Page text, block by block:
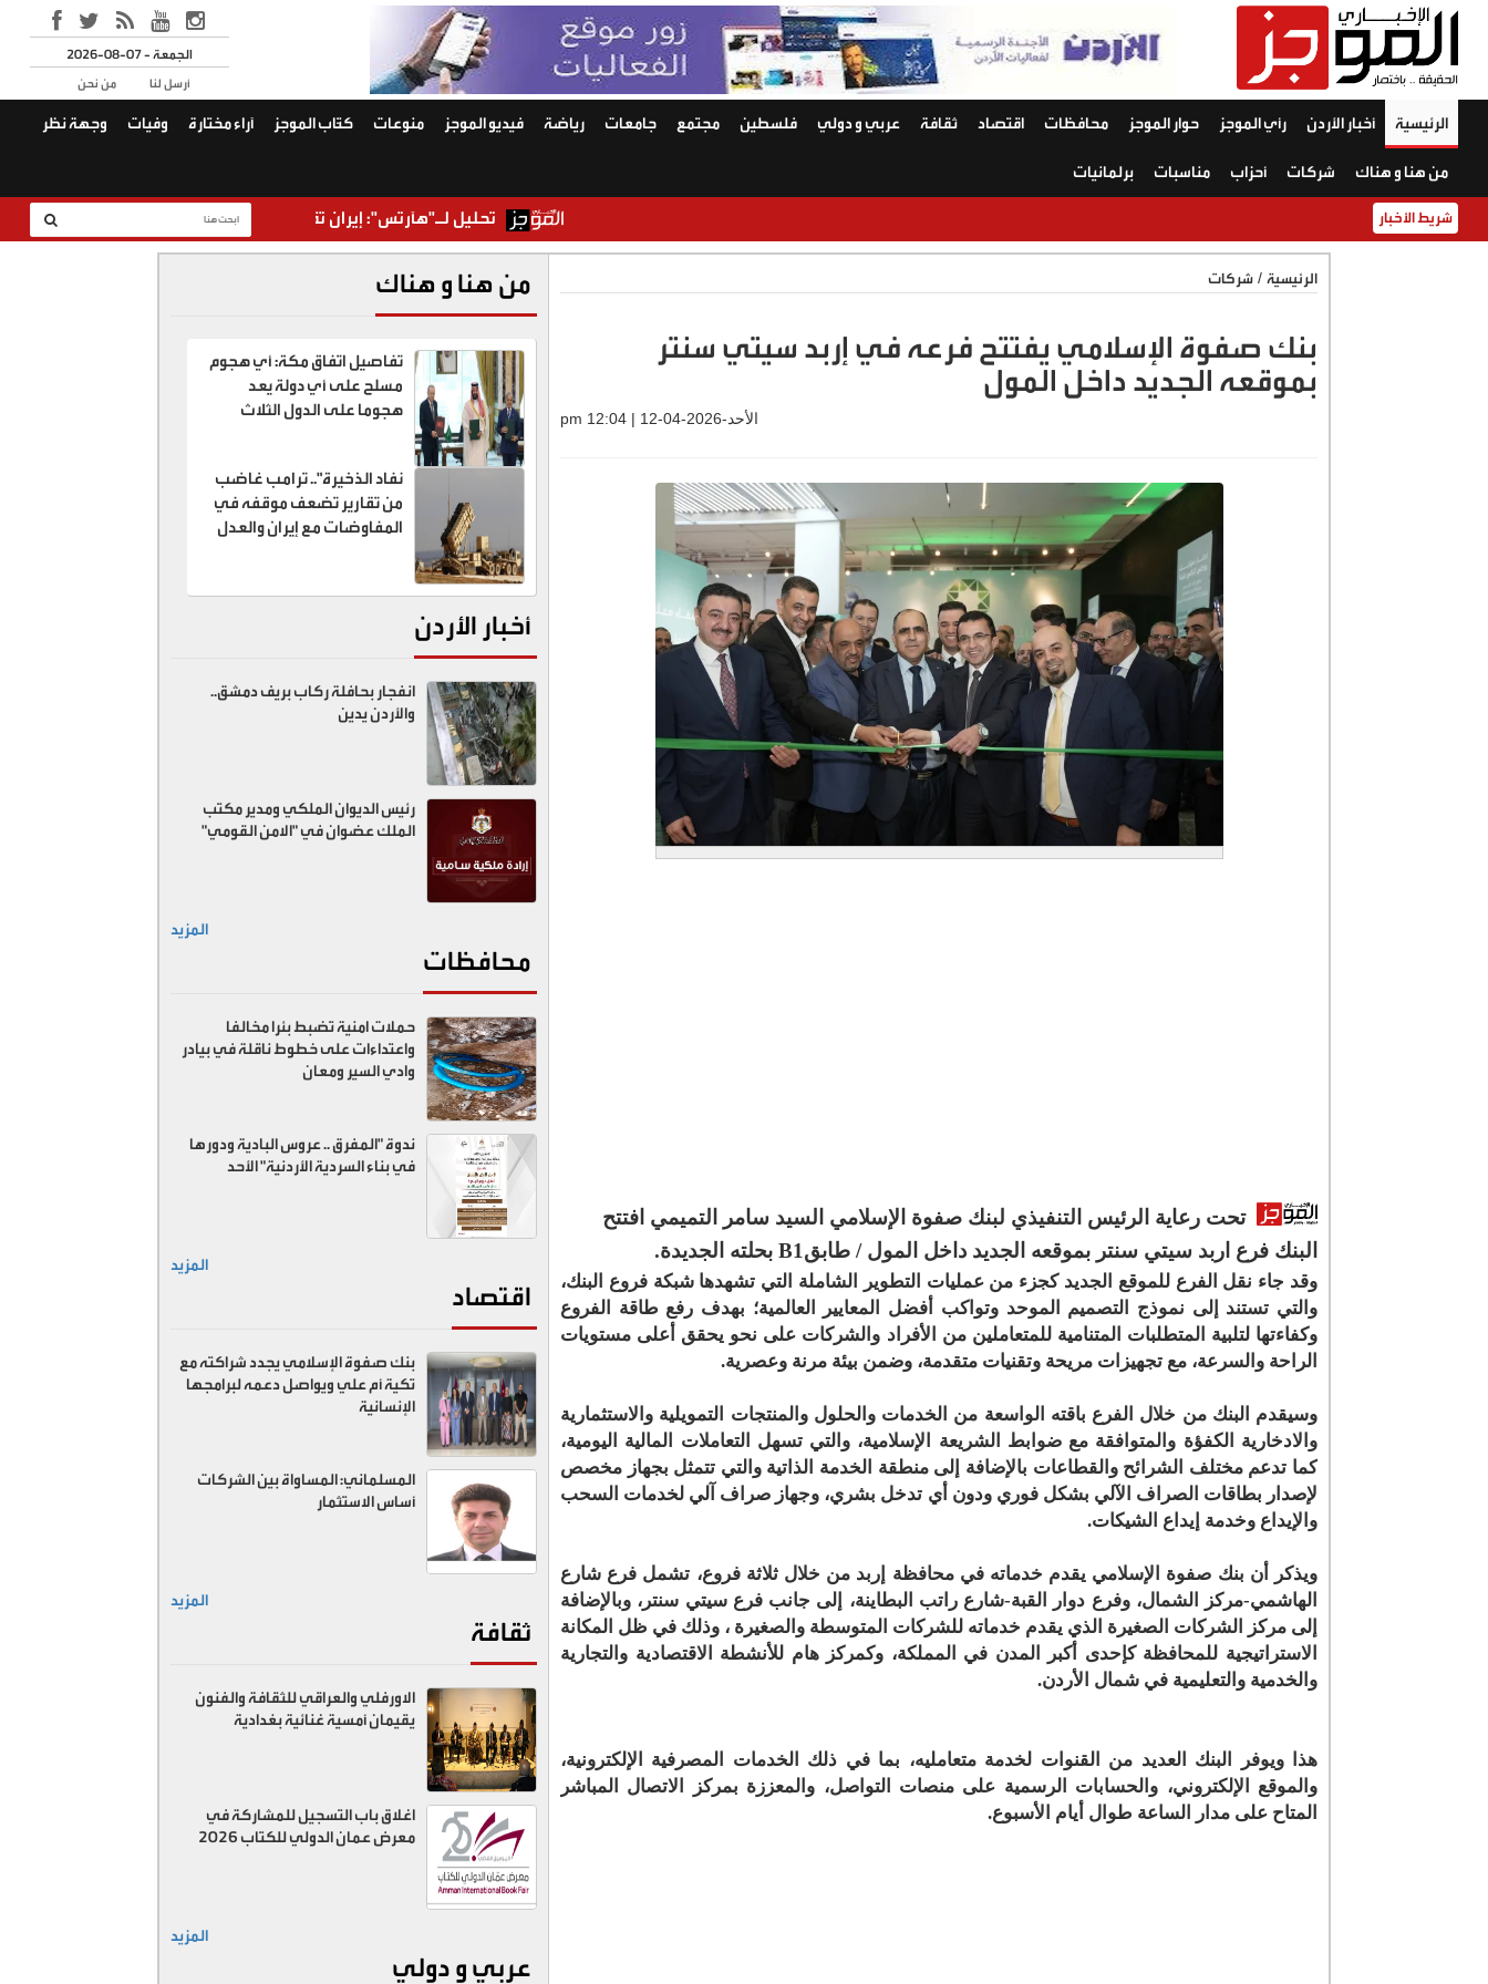
2026-08-07 - الجمعة
من نحن
أرسل لنا
الرئيسية أخبار الأردن رأي الموجز حوار الموجز محافظات اقتصاد ثقافة عربي و دولي فلسطين مجتمع جامعات رياضة فيديو الموجز منوعات كتّاب الموجز آراء مختارة وفيات وجهة نظر
من هنا و هناك شركات أحزاب مناسبات برلمانيات
شريط الأخبار تحليل لـ"هآرتس": إيران تقترب من السيطرة على هرمز من دون أن تضطر
الرئيسية / شركات
بنك صفوة الإسلامي يفتتح فرعه في إربد سيتي سنتر
بموقعه الجديد داخل المول
الأحد-2026-04-12 | 12:04 pm
تحت رعاية الرئيس التنفيذي لبنك صفوة الإسلامي السيد سامر التميمي افتتح
البنك فرع اربد سيتي سنتر بموقعه الجديد داخل المول / طابقB1 بحلته الجديدة.
وقد جاء نقل الفرع للموقع الجديد كجزء من عمليات التطوير الشاملة التي تشهدها شبكة فروع البنك،
والتي تستند إلى نموذج التصميم الموحد وتواكب أفضل المعايير العالمية؛ بهدف رفع طاقة الفروع
وكفاءتها لتلبية المتطلبات المتنامية للمتعاملين من الأفراد والشركات على نحو يحقق أعلى مستويات
الراحة والسرعة، مع تجهيزات مريحة وتقنيات متقدمة، وضمن بيئة مرنة وعصرية.
وسيقدم البنك من خلال الفرع باقته الواسعة من الخدمات والحلول والمنتجات التمويلية والاستثمارية
والادخارية الكفؤة والمتوافقة مع ضوابط الشريعة الإسلامية، والتي تسهل التعاملات المالية اليومية،
كما تدعم مختلف الشرائح والقطاعات بالإضافة إلى منطقة الخدمة الذاتية والتي تتمثل بجهاز مخصص
لإصدار بطاقات الصراف الآلي بشكل فوري ودون أي تدخل بشري، وجهاز صراف آلي لخدمات السحب
والإيداع وخدمة إيداع الشيكات.
ويذكر أن بنك صفوة الإسلامي يقدم خدماته في محافظة إربد من خلال ثلاثة فروع، تشمل فرع شارع
الهاشمي-مركز الشمال، وفرع دوار القبة-شارع راتب البطاينة، إلى جانب فرع سيتي سنتر، وبالإضافة
إلى مركز الشركات الصغيرة الذي يقدم خدماته للشركات المتوسطة والصغيرة ، وذلك في ظل المكانة
الاستراتيجية للمحافظة كإحدى أكبر المدن في المملكة، وكمركز هام للأنشطة الاقتصادية والتجارية
والخدمية والتعليمية في شمال الأردن.
هذا ويوفر البنك العديد من القنوات لخدمة متعامليه، بما في ذلك الخدمات المصرفية الإلكترونية،
والموقع الإلكتروني، والحسابات الرسمية على منصات التواصل، والمعززة بمركز الاتصال المباشر
المتاح على مدار الساعة طوال أيام الأسبوع.
من هنا و هناك
تفاصيل اتفاق مكة: أي هجوم
مسلح على أي دولة يعد
هجوما على الدول الثلاث
نفاد الذخيرة".. ترامب غاضب
من تقارير تضعف موقفه في
المفاوضات مع إيران والعدل
أخبار الأردن
انفجار بحافلة ركاب بريف دمشق..
والأردن يدين
رئيس الديوان الملكي ومدير مكتب
الملك عضوان في "الامن القومي"
المزيد
محافظات
حملات امنية تضبط بئرا مخالفا
واعتداءات على خطوط ناقلة في بيادر
وادي السير ومعان
ندوة "المفرق .. عروس البادية ودورها
في بناء السردية الأردنية" الأحد
المزيد
اقتصاد
بنك صفوة الإسلامي يجدد شراكته مع
تكية أم علي ويواصل دعمه لبرامجها
الإنسانية
المسلماني: المساواة بين الشركات
أساس الاستثمار
المزيد
ثقافة
الاورفلي والعراقي للثقافة والفنون
يقيمان أمسية غنائية بغدادية
اغلاق باب التسجيل للمشاركة في
معرض عمان الدولي للكتاب 2026
المزيد
عربي و دولي